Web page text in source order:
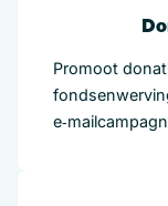
Promoot